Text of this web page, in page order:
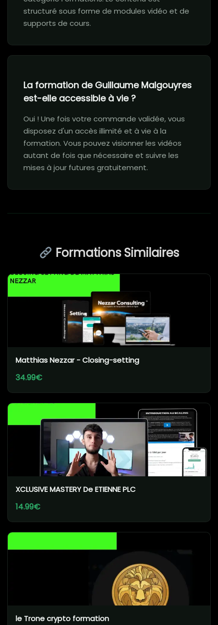
structuré sous forme de modules vidéo et de
supports de cours.
La formation de Guillaume Malgouyres
est-elle accessible à vie ?
Oui ! Une fois votre commande validée, vous
disposez d'un accès illimité et à vie à la
formation. Vous pouvez visionner les vidéos
autant de fois que nécessaire et suivre les
mises à jour futures gratuitement.
Formations Similaires
Matthias Nezzar - Closing-setting
34.99€
XCLUSIVE MASTERY De ETIENNE PLC
14.99€
le Trone crypto formation